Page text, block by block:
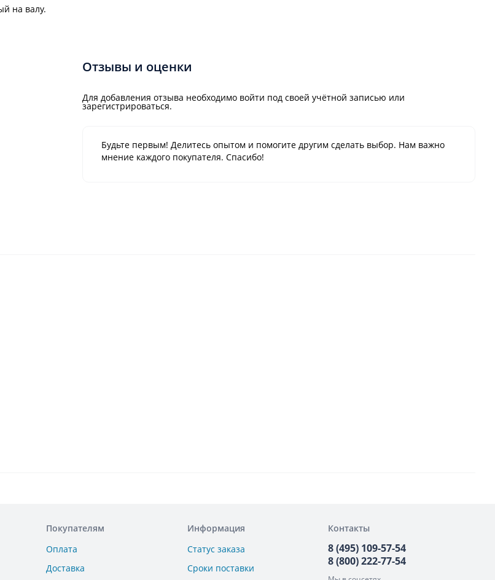
на валу.
Отзывы и оценки
Для добавления отзыва необходимо войти под своей учётной записью или
зарегистрироваться.
Будьте первым! Делитесь опытом и помогите другим сделать выбор. Нам важно
мнение каждого покупателя. Спасибо!
Покупателям
Оплата
Доставка
Информация
Статус заказа
Сроки поставки
Контакты
8 (495) 109-57-54
8 (800) 222-77-54